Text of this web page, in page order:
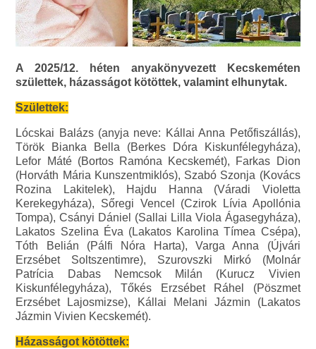
A 2025/12. héten anyakönyvezett Kecskeméten
születtek, házasságot kötöttek, valamint elhunytak.
Születtek:
Lócskai Balázs (anyja neve: Kállai Anna Petőfiszállás),
Török Bianka Bella (Berkes Dóra Kiskunfélegyháza),
Lefor Máté (Bortos Ramóna Kecskemét), Farkas Dion
(Horváth Mária Kunszentmiklós), Szabó Szonja (Kovács
Rozina Lakitelek), Hajdu Hanna (Váradi Violetta
Kerekegyháza), Sőregi Vencel (Czirok Lívia Apollónia
Tompa), Csányi Dániel (Sallai Lilla Viola Ágasegyháza),
Lakatos Szelina Éva (Lakatos Karolina Tímea Csépa),
Tóth Belián (Pálfi Nóra Harta), Varga Anna (Újvári
Erzsébet Soltszentimre), Szurovszki Mirkó (Molnár
Patrícia Dabas Nemcsok Milán (Kurucz Vivien
Kiskunfélegyháza), Tőkés Erzsébet Ráhel (Pöszmet
Erzsébet Lajosmizse), Kállai Melani Jázmin (Lakatos
Jázmin Vivien Kecskemét).
Házasságot kötöttek: